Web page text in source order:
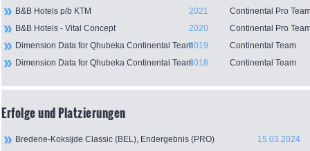
B&B Hotels p/b KTM
2021
Continental Pro
B&B Hotels - Vital Concept
2020
Continental Pro
Dimension Data for Qhubeka Continental Team2019
Continental Team
Dimension Data for Qhubeka Continental Team2018 Continental Team
Erfolge und Platzierungen
Bredene-Koksijde Classic (BEL), Endergebnis (PRO)
15.03.2024